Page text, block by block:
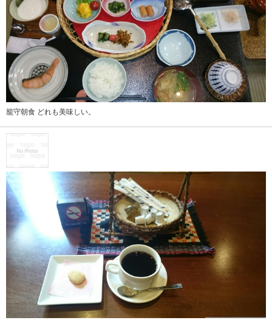
籠守朝食 どれも美味しい。